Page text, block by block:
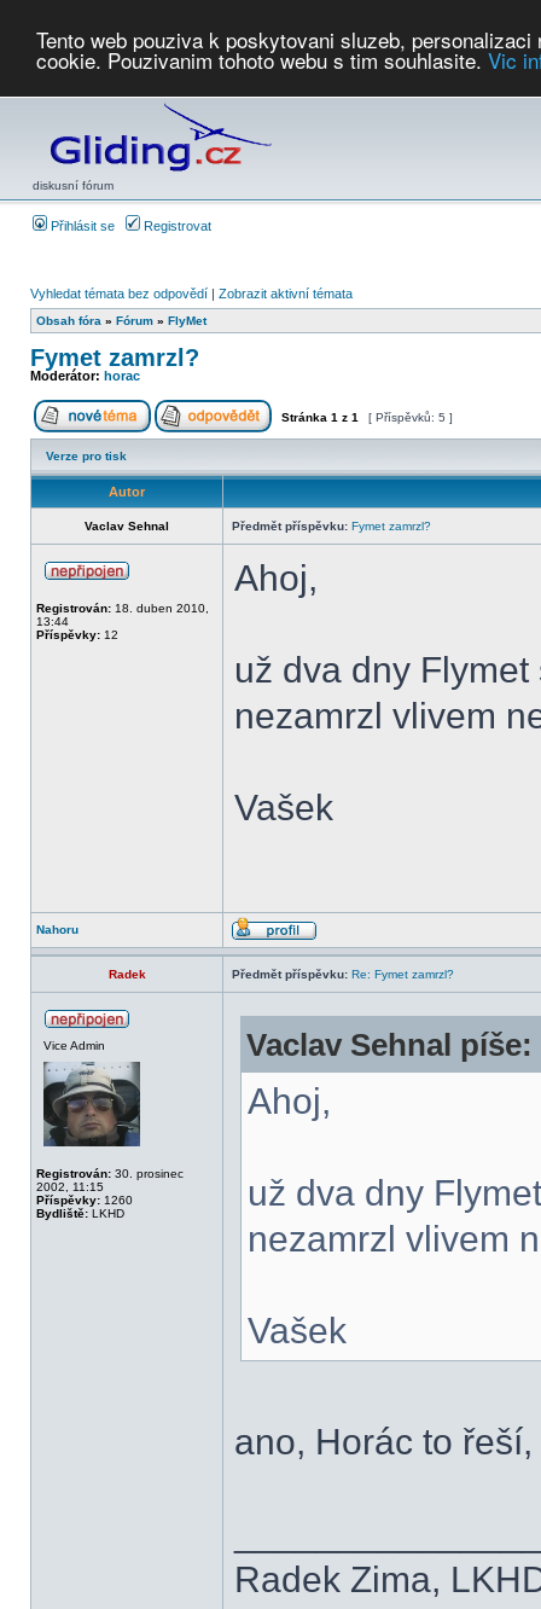
Tento web pouziva k poskytovani sluzeb,
cookie. Pouzivanim tohoto webu s tim souhlasite. Vic
diskusní fórum
Přihlásit se Registrovat
Vyhledat témata bez odpovědí | Zobrazit aktivní témata
Obsah fóra » Fórum » FlyMet
Fymet zamrzl?
Moderátor: horac
Stránka 1 z 1 [ Příspěvků: 5 ]
Verze pro tisk
Autor
Vaclav Sehnal Předmět příspěvku: Fymet zamrzl?
Registrován: 18. duben 2010,
13:44
Příspěvky: 12
Ahoj,
už dva dny
nezamrzl vlivem
Vašek
Nahoru
Radek Předmět příspěvku: Re: Fymet zamrzl?
Vice Admin
Registrován: 30. prosinec
2002, 11:15
Příspěvky: 1260
Bydliště: LKHD
Vaclav Sehnal píše:
Ahoj,
už dva dny
nezamrzl vlivem
Vašek
ano, Horác to
Radek Zima,